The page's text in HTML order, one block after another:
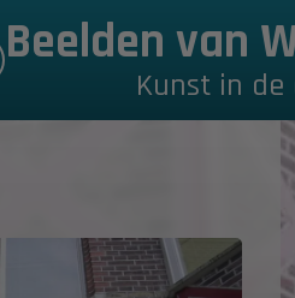
Beelden van
Kunst in